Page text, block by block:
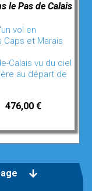
le Pas de Calais
vol en
et Marais
Calais vu du ciel
au départ de
476,00 €